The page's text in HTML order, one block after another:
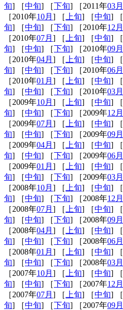
旬] ［中旬] ［下旬] ［2011年03月
［2010年10月 ] ［ 上旬] ［中旬] ［
旬] ［中旬] ［下旬] ［2010年12月
［2010年07月 ] ［ 上旬] ［中旬] ［
旬] ［中旬] ［下旬] ［2010年09月
［2010年04月 ] ［ 上旬] ［中旬] ［
旬] ［中旬] ［下旬] ［2010年06月
［2010年01月 ] ［ 上旬] ［中旬] ［
旬] ［中旬] ［下旬] ［2010年03月
［2009年10月 ] ［ 上旬] ［中旬] ［
旬] ［中旬] ［下旬] ［2009年12月
［2009年07月 ] ［ 上旬] ［中旬] ［
旬] ［中旬] ［下旬] ［2009年09月
［2009年04月 ] ［ 上旬] ［中旬] ［
旬] ［中旬] ［下旬] ［2009年06月
［2009年01月 ] ［ 上旬] ［中旬] ［
旬] ［中旬] ［下旬] ［2009年03月
［2008年10月 ] ［ 上旬] ［中旬] ［
旬] ［中旬] ［下旬] ［2008年12月
［2008年07月 ] ［ 上旬] ［中旬] ［
旬] ［中旬] ［下旬] ［2008年09月
［2008年04月 ] ［ 上旬] ［中旬] ［
旬] ［中旬] ［下旬] ［2008年06月
［2008年01月 ] ［ 上旬] ［中旬] ［
旬] ［中旬] ［下旬] ［2008年03月
［2007年10月 ] ［ 上旬] ［中旬] ［
旬] ［中旬] ［下旬] ［2007年12月
［2007年07月 ] ［ 上旬] ［中旬] ［
旬] ［中旬] ［下旬] ［2007年09月